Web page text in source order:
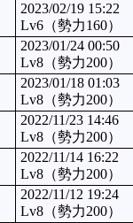
2023/02/19 15:22
Lv6（勢力160）
2023/01/24 00:50
Lv8（勢力200）
2023/01/18 01:03
Lv8（勢力200）
2022/11/23 14:46
Lv8（勢力200）
2022/11/14 16:22
Lv8（勢力200）
2022/11/12 19:24
Lv8（勢力200）